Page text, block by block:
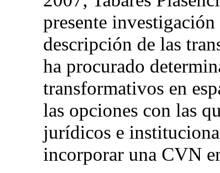
presente
descripción de las
ha procurado
transformativos en
las opciones con las
jurídicos e
incorporar una CVN